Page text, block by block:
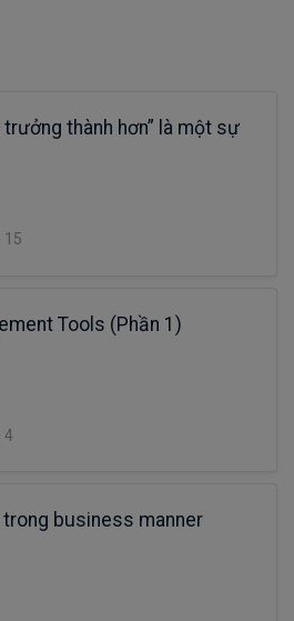
trưởng thành hơn” là một sự
15
Tools (Phần 1)
4
business manner